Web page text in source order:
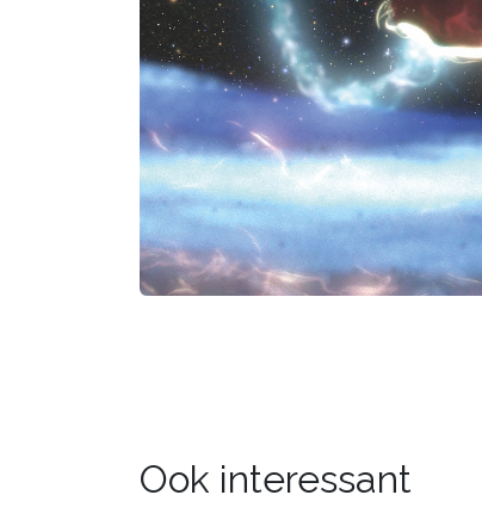
Ook interessant